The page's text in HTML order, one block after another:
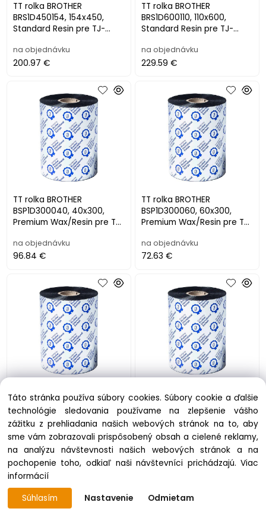
TT rolka BROTHER
BRS1D450154, 154x450,
Standard Resin pre TJ-
na objednávku
200.97 €
TT rolka BROTHER
BRS1D600110, 110x600,
Standard Resin pre TJ-
4522TN (6ks)
na objednávku
229.59 €
TT rolka BROTHER
BSP1D300040, 40x300,
Premium Wax/Resin pre TJ-
21TN (24ks)
na objednávku
96.84 €
TT rolka BROTHER
BSP1D300060, 60x300,
Premium Wax/Resin pre TJ-
21TN (12ks)
na objednávku
72.63 €
TT rolka BROTHER
BSP1D3000684, 68x300,
Premium Wax/Resin pre TJ-
4020TN/4120TN/4021TN/41
21TN (12ks)
na objednávku
82.38 €
TT rolka BROTHER
BSP1D300080, 80x300,
Premium Wax/Resin pre TJ-
4020TN/4120TN/4021TN/41
21TN (12ks)
na objednávku
96.84 €
Táto stránka používa súbory cookies. Súbory cookie a ďalšie
technológie sledovania používame na zlepšenie vášho
zážitku z prehliadania našich webových stránok na to, aby
sme vám zobrazovali prispôsobený obsah a cielené reklamy,
na analýzu návštevnosti našich webových stránok a na
pochopenie toho, odkiaľ naši návštevníci prichádzajú.Viac
informácií
Súhlasím
Nastavenie Odmietam